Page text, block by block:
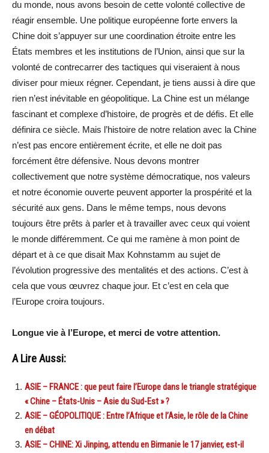
du monde, nous avons besoin de cette volonté collective de
réagir ensemble. Une politique européenne forte envers la
Chine doit s’appuyer sur une coordination étroite entre les
États membres et les institutions de l’Union, ainsi que sur la
volonté de contrecarrer des tactiques qui viseraient à nous
diviser pour mieux régner. Cependant, je tiens aussi à dire que
rien n’est inévitable en géopolitique. La Chine est un mélange
fascinant et complexe d’histoire, de progrès et de défis. Et elle
définira ce siècle. Mais l’histoire de notre relation avec la Chine
n’est pas encore entièrement écrite, et elle ne doit pas
forcément être défensive. Nous devons montrer
collectivement que notre système démocratique, nos valeurs
et notre économie ouverte peuvent apporter la prospérité et la
sécurité aux gens. Dans le même temps, nous devons
toujours être prêts à parler et à travailler avec ceux qui voient
le monde différemment. Ce qui me ramène à mon point de
départ et à ce que disait Max Kohnstamm au sujet de
l’évolution progressive des mentalités et des actions. C’est à
cela que vous œuvrez chaque jour. Et c’est en cela que
l’Europe croira toujours.
Longue vie à l’Europe, et merci de votre attention.
A Lire Aussi:
ASIE – FRANCE : que peut faire l’Europe dans le triangle stratégique
« Chine – États-Unis – Asie du Sud-Est » ?
ASIE – GÉOPOLITIQUE : Entre l’Afrique et l’Asie, le rôle de la Chine
en débat
ASIE – CHINE: Xi Jinping, attendu en Birmanie le 17 janvier, est-il